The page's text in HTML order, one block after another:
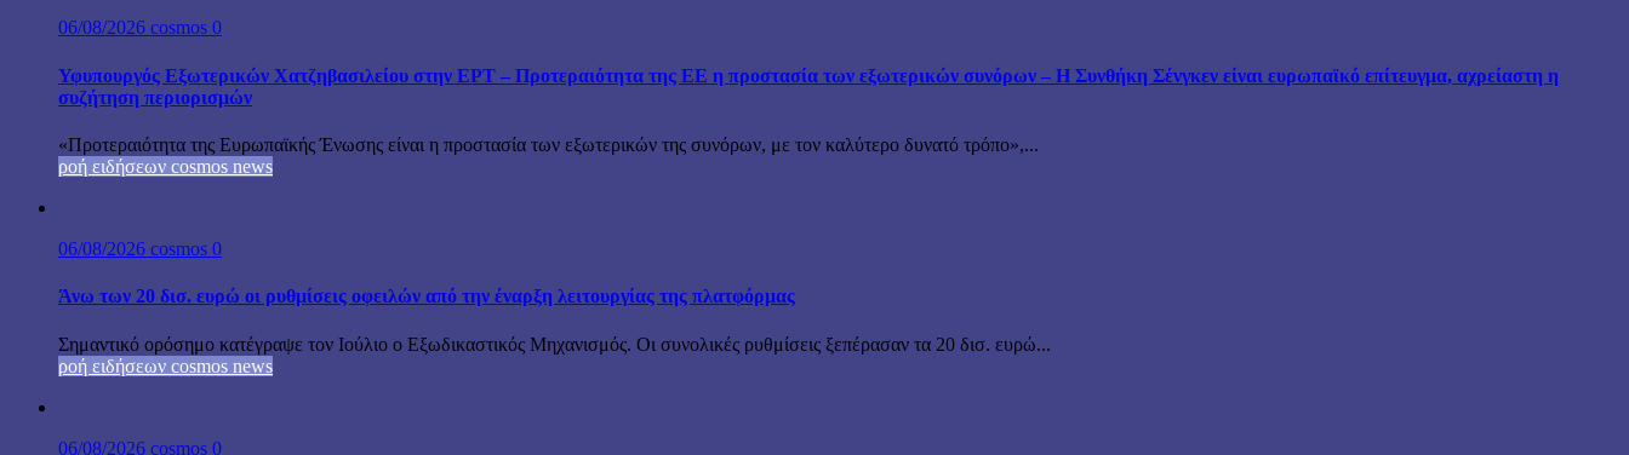
06/08/2026 cosmos 0
Υφυπουργός Εξωτερικών Χατζηβασιλείου στην ΕΡΤ – Προτεραιότητα της ΕΕ η προστασία των εξωτερικών συνόρων – Η Συνθήκη Σένγκεν είναι ευρωπαϊκό επίτευγμα, αχρείαστη η
συζήτηση περιορισμών
«Προτεραιότητα της Ευρωπαϊκής Ένωσης είναι η προστασία των εξωτερικών της συνόρων, με τον καλύτερο δυνατό τρόπο»,...
ροή ειδήσεων cosmos news
06/08/2026 cosmos 0
Άνω των 20 δισ. ευρώ οι ρυθμίσεις οφειλών από την έναρξη λειτουργίας της πλατφόρμας
Σημαντικό ορόσημο κατέγραψε τον Ιούλιο ο Εξωδικαστικός Μηχανισμός. Οι συνολικές ρυθμίσεις ξεπέρασαν τα 20 δισ. ευρώ...
ροή ειδήσεων cosmos news
06/08/2026 cosmos 0